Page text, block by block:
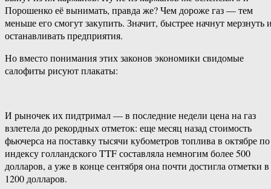
Порошенко её вынимать, правда же? Чем дороже газ — тем
меньше его смогут закупить. Значит, быстрее начнут мерзнуть
останавливать предприятия.
Но вместо понимания этих законов экономики свидомые
салофиты рисуют плакаты:
И рыночек их пидтримал — в последние недели цена на газ
взлетела до рекордных отметок: еще месяц назад стоимость
фьючерса на поставку тысячи кубометров топлива в октябре по
индексу голландского TTF составляла немногим более 500
долларов, а уже в конце сентября она почти достигла отметки в
1200 долларов.